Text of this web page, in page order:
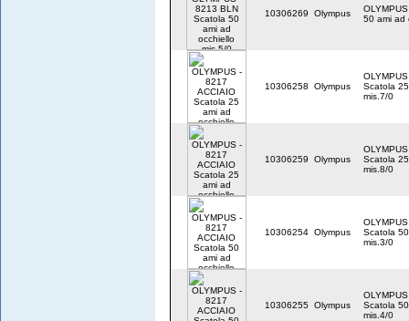
10306269 Olympus
50 ami ad
10306258 Olympus
Scatola
mis.7/0
10306259 Olympus
Scatola
mis.8/0
10306254 Olympus
Scatola
mis.3/0
10306255 Olympus
Scatola
mis.4/0